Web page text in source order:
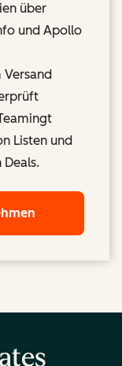
über
und Apollo
Listen und